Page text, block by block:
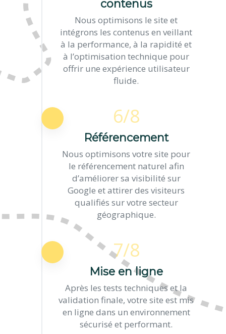
contenus
Nous optimisons le site et
intégrons les contenus en veillant
à la performance, à la rapidité et
à l’optimisation technique pour
offrir une expérience utilisateur
fluide.
6/8
Référencement
Nous optimisons votre site pour
le référencement naturel afin
d’améliorer sa visibilité sur
Google et attirer des visiteurs
qualifiés sur votre secteur
géographique.
7/8
Mise en ligne
Après les tests techniques et la
validation finale, votre site est mis
en ligne dans un environnement
sécurisé et performant.